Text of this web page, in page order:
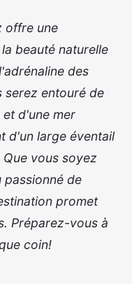
offre une
beauté naturelle
des
serez entouré de
et d'une mer
d'un large éventail
vous soyez
passionné de
promet
Préparez-vous à
coin!